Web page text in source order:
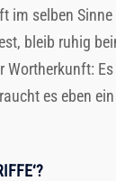
im selben
bleib ruhig
es eben